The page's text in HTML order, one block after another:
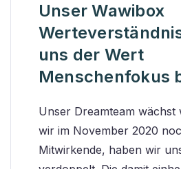
Unser Wawibox
uns der Wert
Menschenfokus
Unser Dreamteam wächst
wir im November 2020
Mitwirkende, haben wir